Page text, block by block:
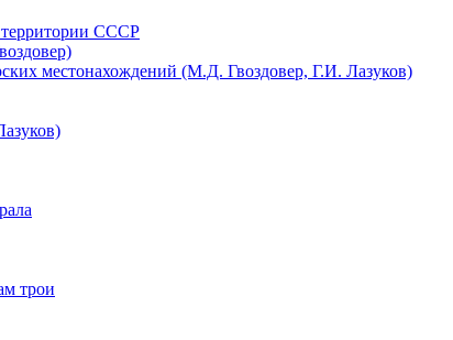
территории СССР
местонахождений (М.Д. Гвоздовер, Г.И. Лазуков)
трои